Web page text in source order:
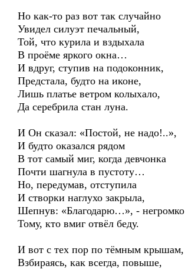
Но как-то раз вот так случайно
Увидел силуэт печальный,
Той, что курила и вздыхала
В проёме яркого окна…
И вдруг, ступив на подоконник,
Предстала, будто на иконе,
Лишь платье ветром колыхало,
Да серебрила стан луна.
И Он сказал: «Постой, не надо!..»,
И будто оказался рядом
В тот самый миг, когда девчонка
Почти шагнула в пустоту…
Но, передумав, отступила
И створки наглухо закрыла,
Шепнув: «Благодарю…», - негромко
Тому, кто вмиг отвёл беду.
И вот с тех пор по тёмным крышам,
Взбираясь, как всегда, повыше,